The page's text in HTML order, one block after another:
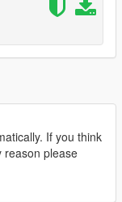
If you think
reason please